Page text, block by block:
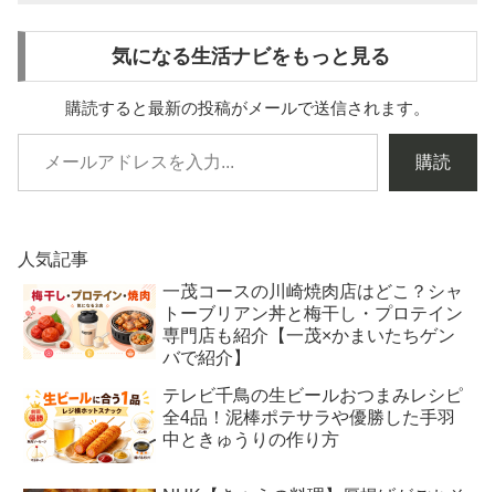
気になる生活ナビをもっと見る
購読すると最新の投稿がメールで送信されます。
購読
人気記事
一茂コースの川崎焼肉店はどこ？シャ
トーブリアン丼と梅干し・プロテイン
専門店も紹介【一茂×かまいたちゲン
バで紹介】
テレビ千鳥の生ビールおつまみレシピ
全4品！泥棒ポテサラや優勝した手羽
中ときゅうりの作り方